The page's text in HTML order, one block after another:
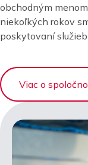
obchodným menom
niekoľkých rokov
poskytovaní
Viac o